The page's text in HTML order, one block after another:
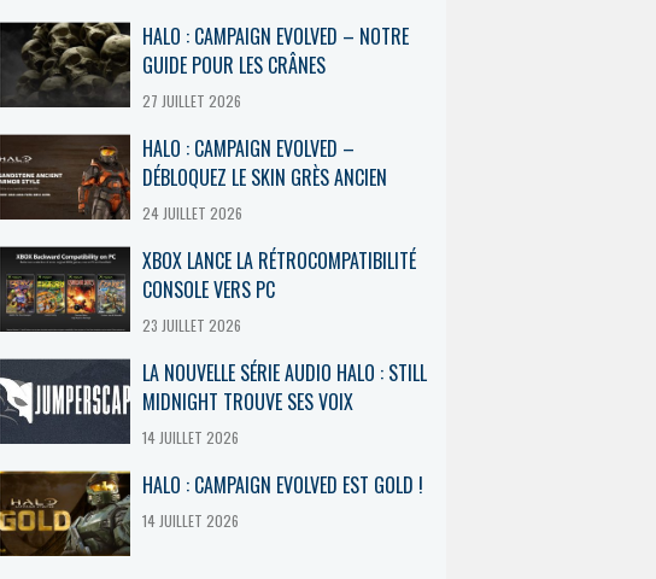
HALO : CAMPAIGN EVOLVED – NOTRE
GUIDE POUR LES CRÂNES
27 JUILLET 2026
HALO : CAMPAIGN EVOLVED –
DÉBLOQUEZ LE SKIN GRÈS ANCIEN
24 JUILLET 2026
XBOX LANCE LA RÉTROCOMPATIBILITÉ
CONSOLE VERS PC
23 JUILLET 2026
LA NOUVELLE SÉRIE AUDIO HALO : STILL
MIDNIGHT TROUVE SES VOIX
14 JUILLET 2026
HALO : CAMPAIGN EVOLVED EST GOLD !
14 JUILLET 2026